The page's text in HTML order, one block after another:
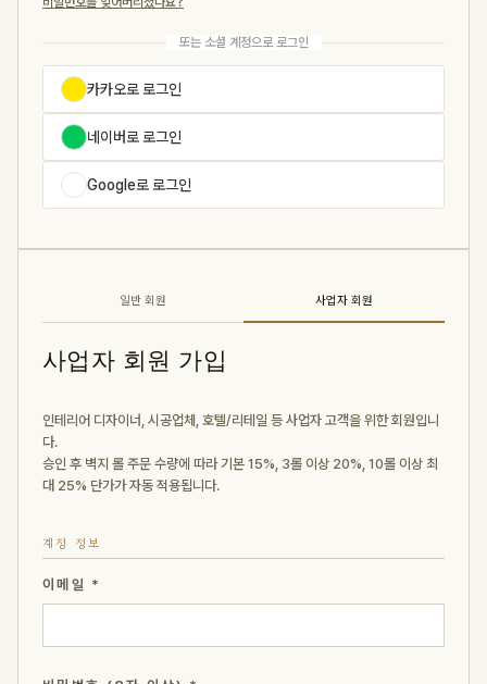
또는 소셜 계정으로 로그인
카카오로 로그인
네이버로 로그인
Google로 로그인
일반 회원 사업자 회원
사업자 회원 가입
인테리어 디자이너, 시공업체, 호텔/리테일 등 사업자 고객을 위한 회원입니
다.
승인 후 벽지 롤 주문 수량에 따라 기본 15%, 3롤 이상 20%, 10롤 이상 최
대 25% 단가가 자동 적용됩니다.
계정 정보
이메일 *